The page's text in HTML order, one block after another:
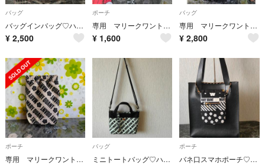
バッグ
バッグインバッグ♡ハンドメイド
¥ 2,500
ポーチ
専用 マリークワント ポーチ
¥ 1,600
バッグ
専用 マリークワント巾着バッグ
¥ 2,800
ポーチ
専用 マリークワント バネ口ポーチ
バッグ
ミニトートバッグ♡ハンドメイド
ポーチ
バネ口スマホポーチ♡ハンドメイド